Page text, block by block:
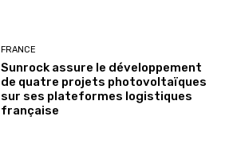
FRANCE
Sunrock assure le développement
de quatre projets photovoltaïques
sur ses plateformes logistiques
française